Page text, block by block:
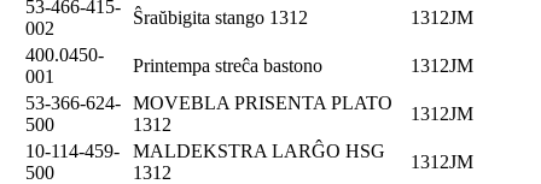
53-466-415-
002
Ŝraŭbigita stango 1312
1312JM
400.0450-
001
Printempa streĉa bastono
1312JM
53-366-624-
500
MOVEBLA PRISENTA PLATO
1312
1312JM
10-114-459-
500
MALDEKSTRA LARĜO HSG
1312
1312JM